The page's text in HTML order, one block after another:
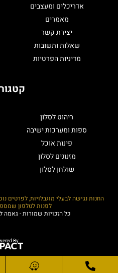
אדריכלים ומעצבים
מאמרים
יצירת קשר
שאלות ותשובות
מדיניות הפרטיות
ריהוט לסלון
ספות ומערכות ישיבה
פינות אוכל
מזנונים לסלון
שולחן לסלון
החנות נגישה לבעלי מוגבלויות, לפרטים
לפנות לטלפון שמספרו
כל הזכויות שמורות - גאמה ליין | Gamma Line בע”מ
Powered By